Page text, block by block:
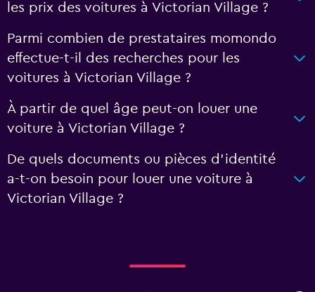
les prix des voitures à Victorian Village ?
Parmi combien de prestataires momondo
effectue-t-il des recherches pour les
voitures à Victorian Village ?
À partir de quel âge peut-on louer une
voiture à Victorian Village ?
De quels documents ou pièces d'identité
a-t-on besoin pour louer une voiture à
Victorian Village ?